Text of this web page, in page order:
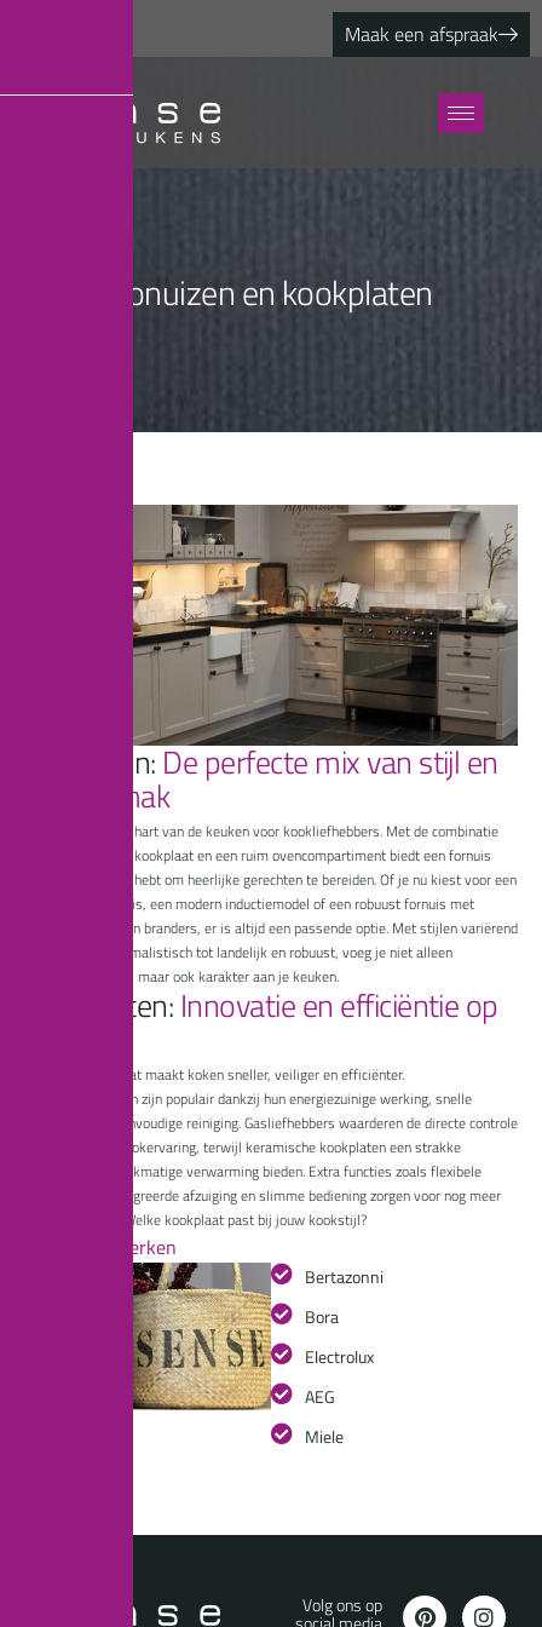
Maak een afspraak
onuizenen kookplaten
n: De perfecte mixvan stijl en
mak
Een fornuis is het hart van de keuken voor kookliefhebbers. Met de combinatie
van een krachtige kookplaat en een ruim ovencompartiment biedt een fornuis
alles wat je nodig hebt om heerlijke gerechten te bereiden. Of je nu kiest voor een
klassiek gasfornuis, een modern inductiemodel of een robuust fornuis met
meerdere ovens en branders, er is altijd een passende optie. Met stijlen variërend
van strak en minimalistisch tot landelijk en robuust, voeg je niet alleen
functionaliteit toe, maar ook karakter aan je keuken.
ten: Innovatieen efficiëntieop
De juiste kookplaat maakt koken sneller, veiliger en efficiënter.
Inductiekookplaten zijn populair dankzij hun energiezuinige werking, snelle
opwarming en eenvoudige reiniging. Gasliefhebbers waarderen de directe controle
en authentieke kookervaring, terwijl keramische kookplateneen strakke
uitstraling en gelijkmatige verwarming bieden. Extra functies zoals flexibele
kookzones, geïntegreerde afzuiging en slimme bediening zorgen voor nog meer
gebruiksgemak. Welke kookplaat past bij jouw kookstijl?
Onze merken
Bertazonni
Bora
Electrolux
AEG
Miele
Volg ons op